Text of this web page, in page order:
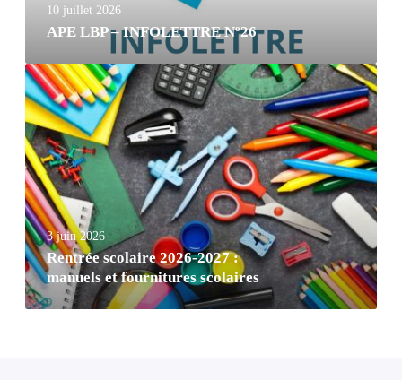
10 juillet 2026
APE LBP – INFOLETTRE Nº26
3 juin 2026
Rentrée scolaire 2026-2027 :
manuels et fournitures scolaires